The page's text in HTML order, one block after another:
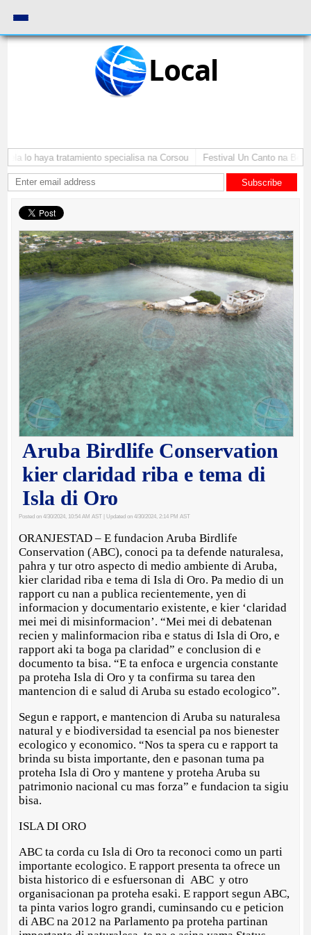
Local
lo haya tratamiento specialisa na Corsou Festival Un Canto na
Subscribe
Aruba Birdlife Conservation
kier claridad riba e tema di
Isla di Oro
Posted on 4/30/2024, 10:54 AM AST | Updated on 4/30/2024, 2:14 PM AST
ORANJESTAD – E fundacion Aruba Birdlife
Conservation (ABC), conoci pa ta defende naturalesa,
pahra y tur otro aspecto di medio ambiente di Aruba,
kier claridad riba e tema di Isla di Oro. Pa medio di un
rapport cu nan a publica recientemente, yen di
informacion y documentario existente, e kier ‘claridad
mei mei di misinformacion’. “Mei mei di debatenan
recien y malinformacion riba e status di Isla di Oro, e
rapport aki ta boga pa claridad” e conclusion di e
documento ta bisa. “E ta enfoca e urgencia constante
pa proteha Isla di Oro y ta confirma su tarea den
mantencion di e salud di Aruba su estado ecologico”.
Segun e rapport, e mantencion di Aruba su naturalesa
natural y e biodiversidad ta esencial pa nos bienester
ecologico y economico. “Nos ta spera cu e rapport ta
brinda su bista importante, den e pasonan tuma pa
proteha Isla di Oro y mantene y proteha Aruba su
patrimonio nacional cu mas forza” e fundacion ta sigiu
bisa.
ISLA DI ORO
ABC ta corda cu Isla di Oro ta reconoci como un parti
importante ecologico. E rapport presenta ta ofrece un
bista historico di e esfuersonan di ABC y otro
organisacionan pa proteha esaki. E rapport segun ABC,
ta pinta varios logro grandi, cuminsando cu e peticion
di ABC na 2012 na Parlamento pa proteha partinan